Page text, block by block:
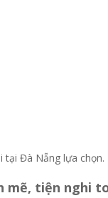
tại Đà Nẵng lựa chọn.
mẽ, tiện nghi